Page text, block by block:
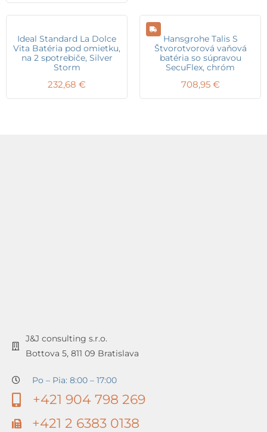
Ideal Standard La Dolce
Vita Batéria pod omietku,
na 2 spotrebiče, Silver
Storm
232,68 €
Hansgrohe Talis S
Štvorotvorová vaňová
batéria so súpravou
SecuFlex, chróm
708,95 €
J&J consulting s.r.o.
Bottova 5, 811 09 Bratislava
Po – Pia: 8:00 – 17:00
+421 904 798 269
+421 2 6383 0138